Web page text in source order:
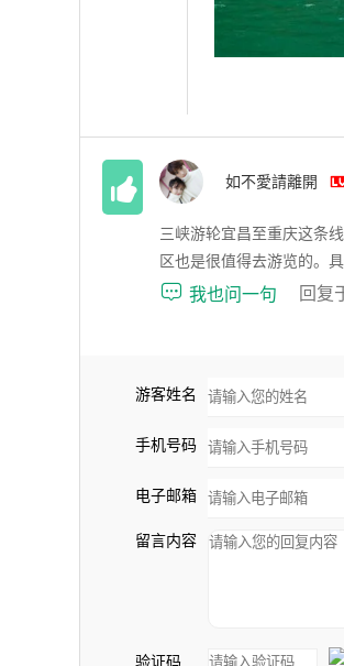
 如不愛請離開
三峡游轮宜昌至重庆这条
区也是很值得去游览的。
 我也问一句 回复
游客姓名
手机号码
电子邮箱
留言内容
验证码